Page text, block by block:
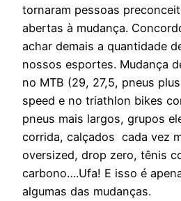
tornaram pessoas
abertas à mudança.
achar demais a quantidade
nossos esportes. Mudança
no MTB (29, 27,5, pneus
speed e no triathlon bikes
pneus mais largos, grupos
corrida, calçados cada vez
oversized, drop zero, tênis
carbono….Ufa! E isso é
algumas das mudanças.